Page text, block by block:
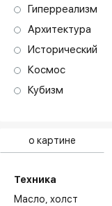
о картине
Техника
Масло,холст
Гиперреализм
Архитектура
Исторический
Космос
Кубизм